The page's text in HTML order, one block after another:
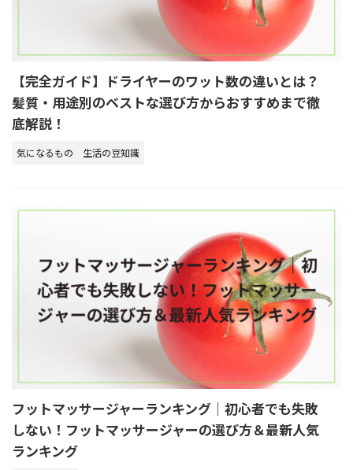
【完全ガイド】ドライヤーのワット数の違いとは？
髪質・用途別のベストな選び方からおすすめまで徹
底解説！
気になるもの 生活の豆知識
フットマッサージャーランキング｜初心者でも失敗
しない！フットマッサージャーの選び方＆最新人気
ランキング